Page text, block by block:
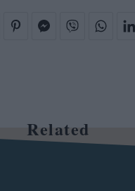
Related